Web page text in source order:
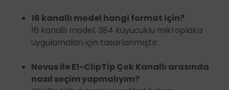
16 kanallı model hangi format için?
16 kanallı model, 384 kuyucuklu mikroplaka
uygulamaları için tasarlanmıştır.
Novus ile E1-ClipTip Çok Kanallı arasında
nasıl seçim yapmalıyım?